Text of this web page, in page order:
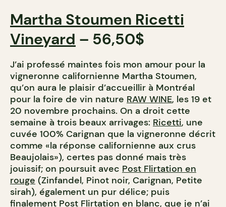
Martha Stoumen Ricetti
Vineyard – 56,50$
J’ai professé maintes fois mon amour pour la
vigneronne californienne Martha Stoumen,
qu’on aura le plaisir d’accueillir à Montréal
pour la foire de vin nature RAW WINE, les 19 et
20 novembre prochains. On a droit cette
semaine à trois beaux arrivages: Ricetti, une
cuvée 100% Carignan que la vigneronne décrit
comme «la réponse californienne aux crus
Beaujolais»), certes pas donné mais très
jouissif; on poursuit avec Post Flirtation en
rouge (Zinfandel, Pinot noir, Carignan, Petite
sirah), également un pur délice; puis
finalement Post Flirtation en blanc, que je n’ai